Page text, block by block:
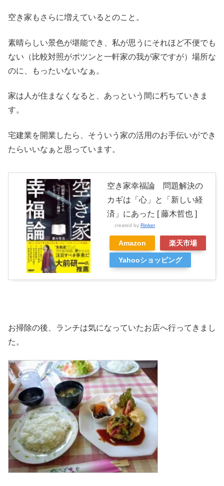
空き家もさらに増えているとのこと。
素晴らしい景色が堪能でき、私が思うにそれほど不便でも
ない（比較対照がポツンと一軒家の我が家ですが）場所な
のに、もったいないなぁ。
家は人が住まなくなると、あっという間に朽ちていきま
す。
宅建業を開業したら、そういう家の活用のお手伝いができ
たらいいなぁと思っています。
空き家幸福論 問題解決の
カギは「心」と「新しい経
済」にあった [ 藤木哲也 ]
created by Rinker
Amazon 楽天市場
Yahooショッピング
お掃除の後、ランチは気になっていたお店へ行ってきまし
た。